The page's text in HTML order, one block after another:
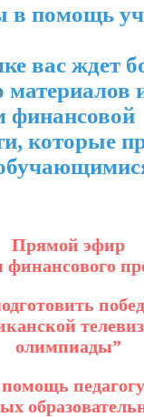
в помощь
вас ждет
материалов
финансовой
которые
Прямой эфир
олимпиады”